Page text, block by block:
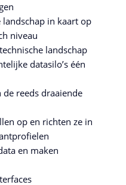
in kaart op
niveau
landschap
datasilo’s één
reeds draaiende
op en richten ze in
en maken